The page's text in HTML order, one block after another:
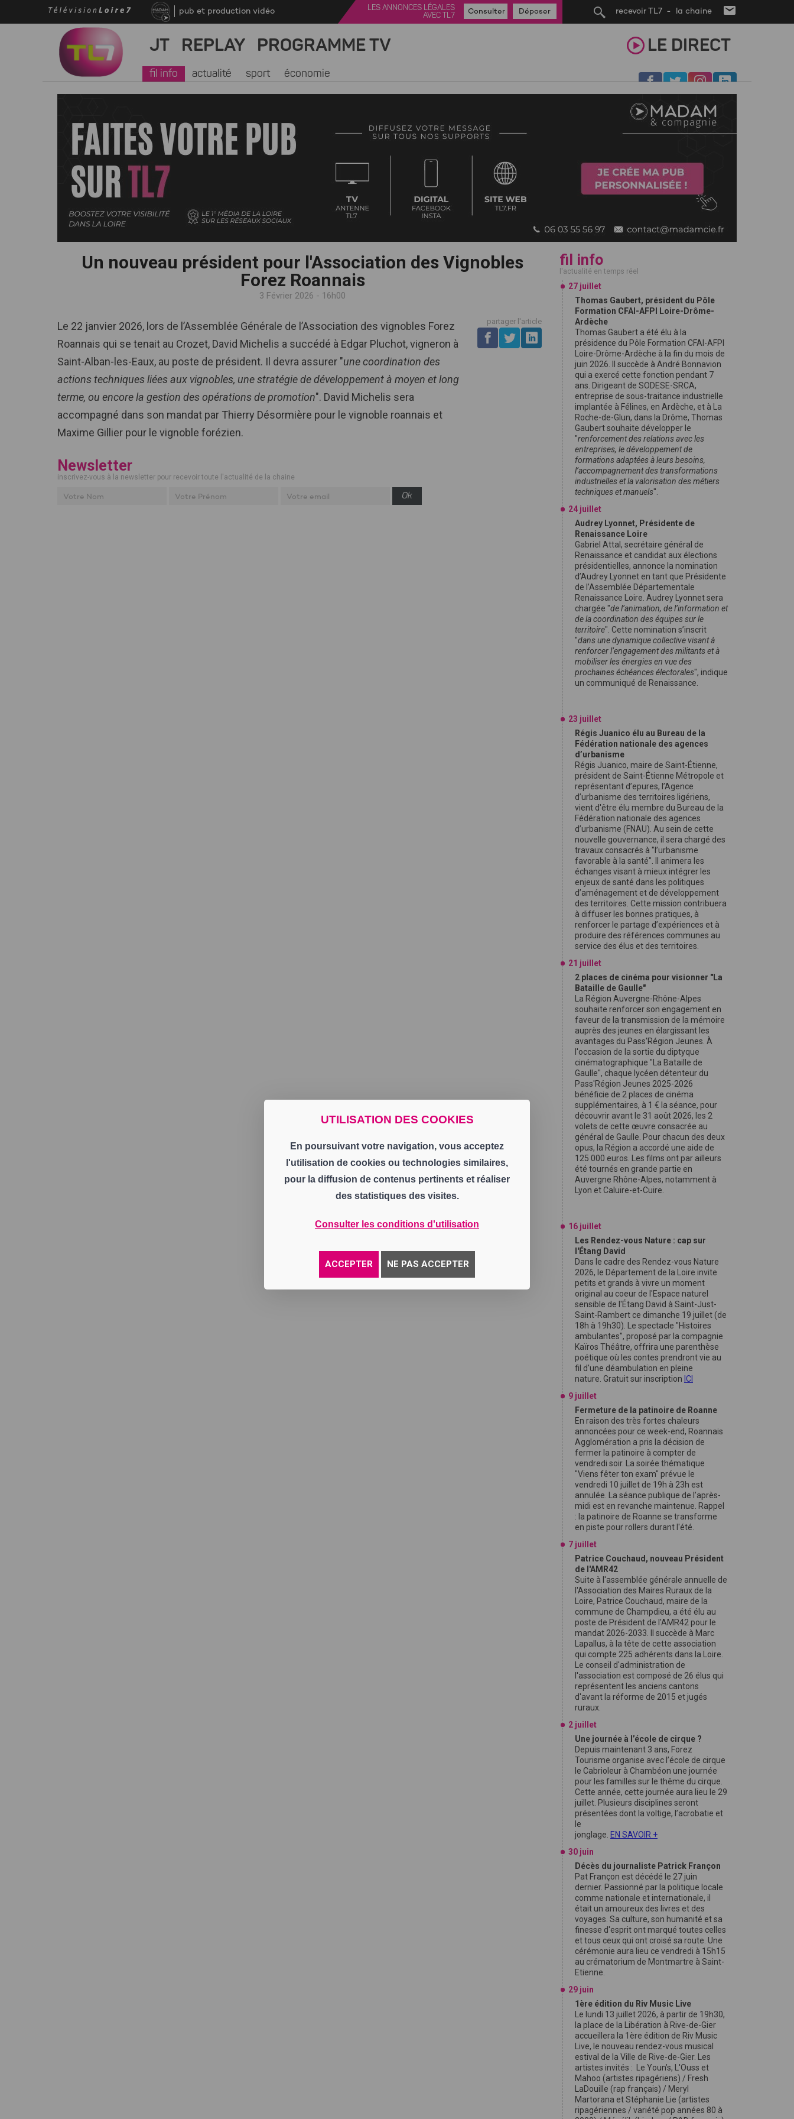
UTILISATION DES COOKIES
En poursuivant votre navigation, vous acceptez
l'utilisation de cookies ou technologies similaires,
pour la diffusion de contenus pertinents et réaliser
des statistiques des visites.
Consulter les conditions d'utilisation
ACCEPTER NE PAS ACCEPTER
recevoir TL7 - la chaine
pub et production vidéo
LES ANNONCES LÉGALES
AVEC TL7
Consulter Déposer
JT REPLAY PROGRAMME TV LE DIRECT
fil info actualité sport économie
Un nouveau président pour l'Association des Vignobles
Forez Roannais
3 Février 2026 - 16h00
Le 22 janvier 2026, lors de l’Assemblée Générale de l’Association des vignobles Forez
Roannais qui se tenait au Crozet, David Michelis a succédé à Edgar Pluchot, vigneron à
Saint-Alban-les-Eaux, au poste de président. Il devra assurer "unecoordination des
actions techniques liées aux vignobles, une stratégie de développement à moyen et long
terme, ou encore la gestion des opérations de promotion". David Michelis sera
accompagné dans son mandat par Thierry Désormière pour le vignoble roannais et
Maxime Gillier pour le vignoble forézien.
partager l'article
Newsletter
inscrivez-vous à la newsletter pour recevoir toute l'actualité de la chaine
Ok
fil info
l'actualité en temps réel
27 juillet
Thomas Gaubert, président du Pôle
Formation CFAI-AFPI Loire-Drôme-
Ardèche
Thomas Gaubert a été élu à la
présidence du Pôle Formation CFAI-AFPI
Loire-Drôme-Ardèche à la fin du mois de
juin 2026. Il succède à André Bonnavion
qui a exercé cette fonction pendant 7
ans. Dirigeant de SODESE-SRCA,
entreprise de sous-traitance industrielle
implantée à Félines, en Ardèche, et à La
Roche-de-Glun, dans la Drôme, Thomas
Gaubert souhaite développer le
"renforcement des relations avec les
entreprises, le développement de
formations adaptées à leurs besoins,
l’accompagnement des transformations
industrielles et la valorisation des métiers
techniques et manuels".
24 juillet
Audrey Lyonnet, Présidente de
Renaissance Loire
Gabriel Attal, secrétaire général de
Renaissance et candidat aux élections
présidentielles, annonce la nomination
d’Audrey Lyonnet en tant que Présidente
de l’Assemblée Départementale
Renaissance Loire. Audrey Lyonnet sera
chargée "de l’animation, de l’information et
de la coordination des équipes sur le
territoire". Cette nomination s’inscrit
"dans une dynamique collective visant à
renforcer l’engagement des militants et à
mobiliser les énergies en vue des
prochaines échéances électorales", indique
un communiqué de Renaissance.
23 juillet
Régis Juanico élu au Bureau de la
Fédération nationale des agences
d’urbanisme
Régis Juanico, maire de Saint-Étienne,
président de Saint-Étienne Métropole et
représentant d’epures, l’Agence
d’urbanisme des territoires ligériens,
vient d'être élu membre du Bureau de la
Fédération nationale des agences
d’urbanisme (FNAU). Au sein de cette
nouvelle gouvernance, il sera chargé des
travaux consacrés à "l’urbanisme
favorable à la santé". Il animera les
échanges visant à mieux intégrer les
enjeux de santé dans les politiques
d’aménagement et de développement
des territoires. Cette mission contribuera
à diffuser les bonnes pratiques, à
renforcer le partage d’expériences et à
produire des références communes au
service des élus et des territoires.
21 juillet
2 places de cinéma pour visionner "La
Bataille de Gaulle"
La Région Auvergne-Rhône-Alpes
souhaite renforcer son engagement en
faveur de la transmission de la mémoire
auprès des jeunes en élargissant les
avantages du Pass'Région Jeunes. À
l'occasion de la sortie du diptyque
cinématographique "La Bataille de
Gaulle", chaque lycéen détenteur du
Pass'Région Jeunes 2025-2026
bénéficie de 2 places de cinéma
supplémentaires, à 1 € la séance, pour
découvrir avant le 31 août 2026, les 2
volets de cette œuvre consacrée au
général de Gaulle. Pour chacun des deux
opus, la Région a accordé une aide de
125 000 euros. Les films ont par ailleurs
été tournés en grande partie en
Auvergne Rhône-Alpes, notamment à
Lyon et Caluire-et-Cuire.
16 juillet
Les Rendez-vous Nature : cap sur
l'Étang David
Dans le cadre des Rendez-vous Nature
2026, le Département de la Loire invite
petits et grands à vivre un moment
original au coeur de l'Espace naturel
sensible de l'Étang David à Saint-Just-
Saint-Rambert ce dimanche 19 juillet (de
18h à 19h30). Le spectacle "Histoires
ambulantes", proposé par la compagnie
Kaïros Théâtre, offrira une parenthèse
poétique où les contes prendront vie au
fil d'une déambulation en pleine
nature. Gratuit sur inscription ICI
9 juillet
Fermeture de la patinoire de Roanne
En raison des très fortes chaleurs
annoncées pour ce week-end, Roannais
Agglomération a pris la décision de
fermer la patinoire à compter de
vendredi soir. La soirée thématique
"Viens fêter ton exam" prévue le
vendredi 10 juillet de 19h à 23h est
annulée. La séance publique de l’après-
midi est en revanche maintenue. Rappel
: la patinoire de Roanne se transforme
en piste pour rollers durant l'été.
7 juillet
Patrice Couchaud, nouveau Président
de l'AMR42
Suite à l'assemblée générale annuelle de
l'Association des Maires Ruraux de la
Loire, Patrice Couchaud, maire de la
commune de Champdieu, a été élu au
poste de Président de l'AMR42 pour le
mandat 2026-2033. Il succède à Marc
Lapallus, à la tête de cette association
qui compte 225 adhérents dans la Loire.
Le conseil d'administration de
l'association est composé de 26 élus qui
représentent les anciens cantons
d'avant la réforme de 2015 et jugés
ruraux.
2 juillet
Une journée à l’école de cirque ?
Depuis maintenant 3 ans, Forez
Tourisme organise avec l’école de cirque
le Cabrioleur à Chambéon une journée
pour les familles sur le thême du cirque.
Cette année, cette journée aura lieu le 29
juillet. Plusieurs disciplines seront
présentées dont la voltige, l’acrobatie et
le
jonglage. EN SAVOIR +
30 juin
Décès du journaliste Patrick Françon
Pat Françon est décédé le 27 juin
dernier. Passionné par la politique locale
comme nationale et internationale, il
était un amoureux des livres et des
voyages. Sa culture, son humanité et sa
finesse d'esprit ont marqué toutes celles
et tous ceux qui ont croisé sa route. Une
cérémonie aura lieu ce vendredi à 15h15
au crématorium de Montmartre à Saint-
Etienne.
29 juin
1ère édition du Riv Music Live
Le lundi 13 juillet 2026, à partir de 19h30,
la place de la Libération à Rive-de-Gier
accueillera la 1ère édition de Riv Music
Live, le nouveau rendez-vous musical
estival de la Ville de Rive-de-Gier. Les
artistes invités : Le Youn’s, L'Ouss et
Mahoo (artistes ripagériens) / Fresh
LaDouille (rap français) / Meryl
Martorana et Stéphanie Lie (artistes
ripagériennes / variété pop années 80 à